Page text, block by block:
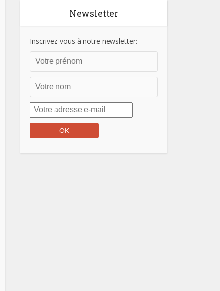
Newsletter
Inscrivez-vous à notre newsletter: